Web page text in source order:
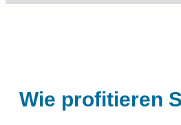
Wie profitieren